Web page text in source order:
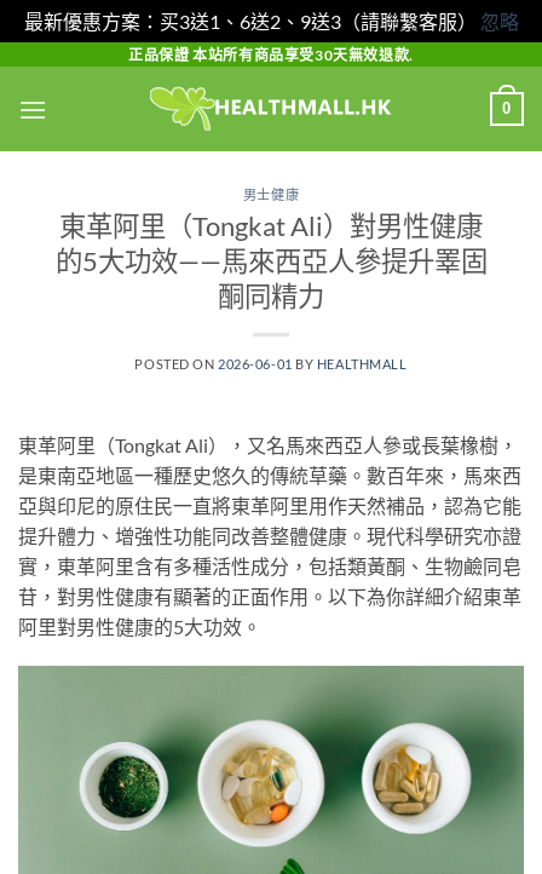
最新優惠方案：买3送1、6送2、9送3（請聯繫客服） 忽略
content
正品保證 本站所有商品享受30天無效退款.
0
男士健康
東革阿里（Tongkat Ali）對男性健康
的5大功效——馬來西亞人參提升睪固
酮同精力
POSTED ON 2026-06-01 BY HEALTHMALL
東革阿里（Tongkat Ali），又名馬來西亞人參或長葉橡樹，
是東南亞地區一種歷史悠久的傳統草藥。數百年來，馬來西
亞與印尼的原住民一直將東革阿里用作天然補品，認為它能
提升體力、增強性功能同改善整體健康。現代科學研究亦證
實，東革阿里含有多種活性成分，包括類黃酮、生物鹼同皂
苷，對男性健康有顯著的正面作用。以下為你詳細介紹東革
阿里對男性健康的5大功效。